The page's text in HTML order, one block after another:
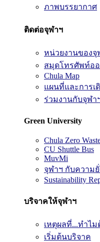
ภาพบรรยากาศ
ติดต่อจุฬาฯ
หน่วยงานของจุ
สมุดโทรศัพท์อ
Chula Map
แผนที่และการเ
ร่วมงานกับจุฬา
Green University
Chula Zero
CU Shuttle Bus
MuvMi
จุฬาฯ กับความ
Sustainability
บริจาคให้จุฬาฯ
เหตุผลที่...ทำไ
เริ่มต้นบริจาค